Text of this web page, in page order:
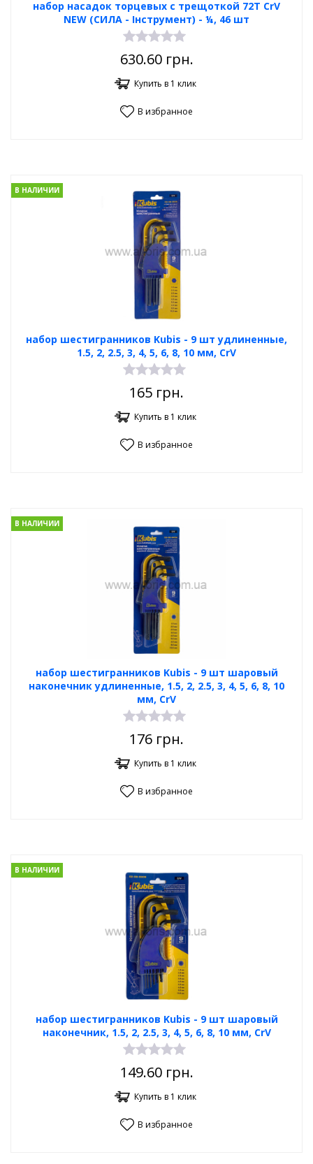
набор насадок торцевых с трещоткой 72Т CrV
NEW (СИЛА - Інструмент) - ¼, 46 шт
630.60грн.
Купить в 1 клик
В избранное
набор шестигранников Kubis - 9 шт удлиненные,
1.5, 2, 2.5, 3, 4, 5, 6, 8, 10 мм, CrV
В НАЛИЧИИ
165 грн.
Купить в 1 клик
В избранное
набор шестигранников Kubis - 9 шт шаровый
наконечник удлиненные, 1.5, 2, 2.5, 3, 4, 5, 6, 8, 10
мм, CrV
В НАЛИЧИИ
176 грн.
Купить в 1 клик
В избранное
набор шестигранников Kubis - 9 шт шаровый
наконечник, 1.5, 2, 2.5, 3, 4, 5, 6, 8, 10 мм, CrV
В НАЛИЧИИ
149.60грн.
Купить в 1 клик
В избранное